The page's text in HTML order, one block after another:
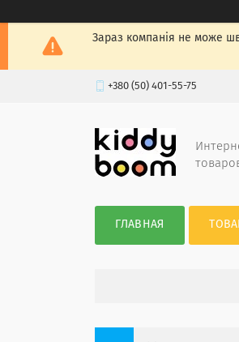
Зараз компанія не може
+380 (50) 401-55-75
ГЛАВНАЯ